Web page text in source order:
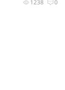
1238 0